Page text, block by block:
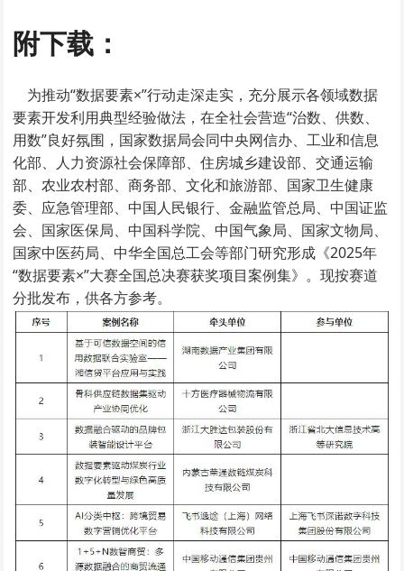
附下载：
为推动“数据要素×”行动走深走实，充分展示各领域数据
要素开发利用典型经验做法，在全社会营造“治数、供数、
用数”良好氛围，国家数据局会同中央网信办、工业和信息
化部、人力资源社会保障部、住房城乡建设部、交通运输
部、农业农村部、商务部、文化和旅游部、国家卫生健康
委、应急管理部、中国人民银行、金融监管总局、中国证监
会、国家医保局、中国科学院、中国气象局、国家文物局、
国家中医药局、中华全国总工会等部门研究形成《2025年
“数据要素×”大赛全国总决赛获奖项目案例集》。现按赛道
分批发布，供各方参考。